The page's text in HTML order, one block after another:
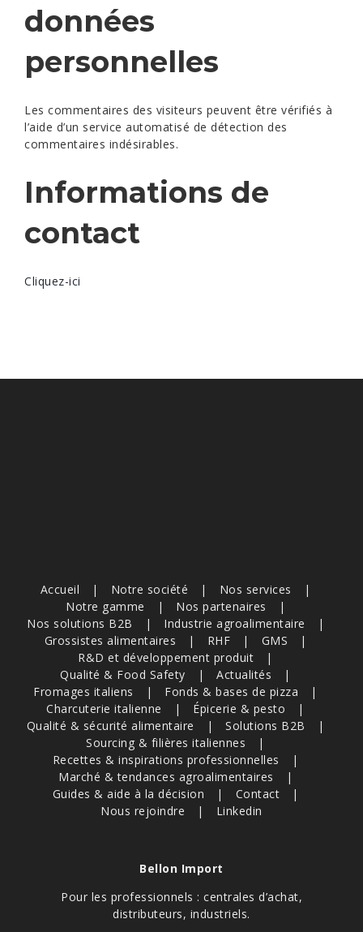
données
personnelles
Les commentaires des visiteurs peuvent être vérifiés à
l’aide d’un service automatisé de détection des
commentaires indésirables.
Informations de
contact
Cliquez-ici
Accueil Notre société
Nos services
Notre gamme
Nos partenaires
Nos solutions B2B
Industrie agroalimentaire
Grossistes alimentaires
RHF
GMS
R&D et développement produit
Qualité & Food Safety
Actualités
Fromages italiens
Fonds & bases de pizza
Charcuterie italienne
Épicerie & pesto
Qualité & sécurité alimentaire
Solutions B2B
Sourcing & filières italiennes
Recettes & inspirations professionnelles
Marché & tendances agroalimentaires
Guides & aide à la décision
Contact
Nous rejoindre
Linkedin
Bellon Import
Pour les professionnels : centrales d’achat,
distributeurs, industriels.